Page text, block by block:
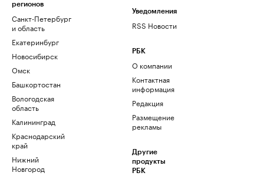
регионов
Санкт-Петербург
и область
Екатеринбург
Новосибирск
Омск
Башкортостан
Вологодская
область
Калининград
Краснодарский
край
Нижний
Новгород
Уведомления
RSS Новости
РБК
О компании
Контактная
информация
Редакция
Размещение
рекламы
Другие
продукты
РБК